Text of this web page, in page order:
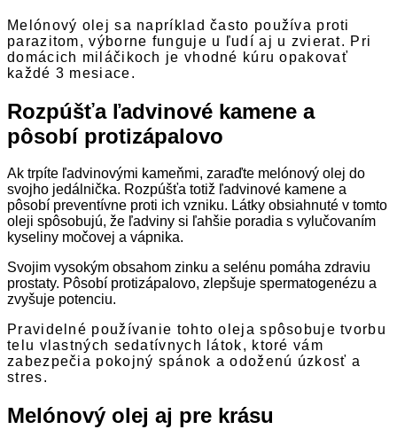
Melónový olej sa napríklad často používa proti
parazitom, výborne funguje u ľudí aj u zvierat. Pri
domácich miláčikoch je vhodné kúru opakovať
každé 3 mesiace.
Rozpúšťa ľadvinové kamene a
pôsobí protizápalovo
Ak trpíte ľadvinovými kameňmi, zaraďte melónový olej do
svojho jedálnička. Rozpúšťa totiž ľadvinové kamene a
pôsobí preventívne proti ich vzniku. Látky obsiahnuté v tomto
oleji spôsobujú, že ľadviny si ľahšie poradia s vylučovaním
kyseliny močovej a vápnika.
Svojim vysokým obsahom zinku a selénu pomáha zdraviu
prostaty. Pôsobí protizápalovo, zlepšuje spermatogenézu a
zvyšuje potenciu.
Pravidelné používanie tohto oleja spôsobuje tvorbu
telu vlastných sedatívnych látok, ktoré vám
zabezpečia pokojný spánok a odoženú úzkosť a
stres.
Melónový olej aj pre krásu